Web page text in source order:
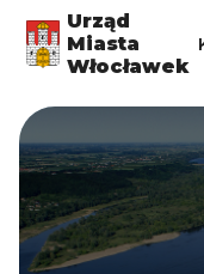
Urząd
Miasta
Włocławek